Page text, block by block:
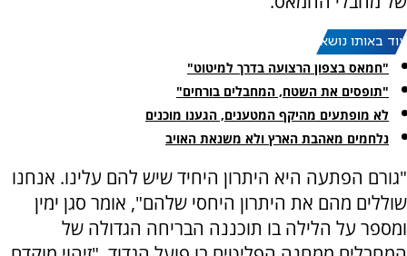
עוד באותו נושא:
"חמאס בצפון הרצועה בדרך למיטוט"
"תופסים את השטח, המחבלים בורחים"
לא מופתעים מהיקף המטענים, הגענו מוכנים
נלחמים מאהבת הארץ ולא משנאת האויב
"גורם הפתעה היא היתרון היחיד שיש להם עלינו. אנחנו
שוללים מהם את היתרון היחסי שלהם", אומר סגן ימין
ומספר על הלילה בו תוכננה הבריחה הגדולה של